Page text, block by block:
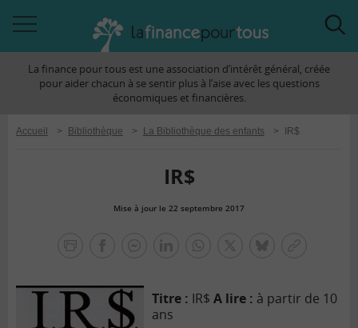
àLa finance pour tous est une association d’intérêt général, créée
pour aider chacun à se sentir plus à l’aise avec les questions
économiques et financières.
Accueil > Bibliothèque > La Bibliothèque des enfants > IR$
IR$
Mise à jour le 22 septembre 2017
lien
Titre : IR$ A lire : à partir de 10
ans